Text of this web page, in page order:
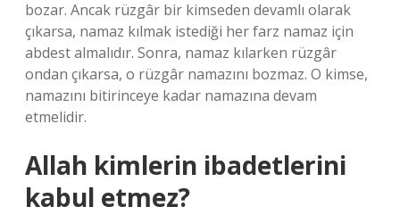
bozar. Ancak rüzgâr bir kimseden devamlı olarak
çıkarsa, namaz kılmak istediği her farz namaz için
abdest almalıdır. Sonra, namaz kılarken rüzgâr
ondan çıkarsa, o rüzgâr namazını bozmaz. O kimse,
namazını bitirinceye kadar namazına devam
etmelidir.
Allah kimlerin ibadetlerini
kabul etmez?